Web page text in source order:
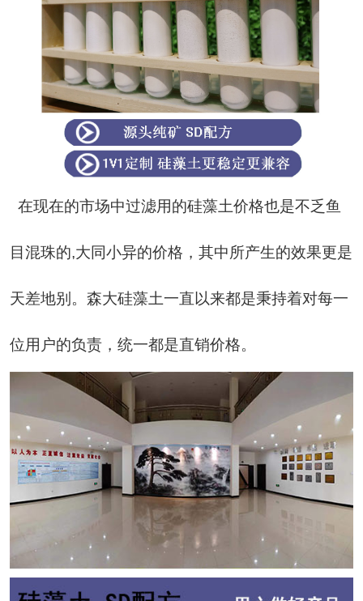
在现在的市场中过滤用的硅藻土价格也是不乏鱼
目混珠的,大同小异的价格，其中所产生的效果更是
天差地别。森大硅藻土一直以来都是秉持着对每一
位用户的负责，统一都是直销价格。